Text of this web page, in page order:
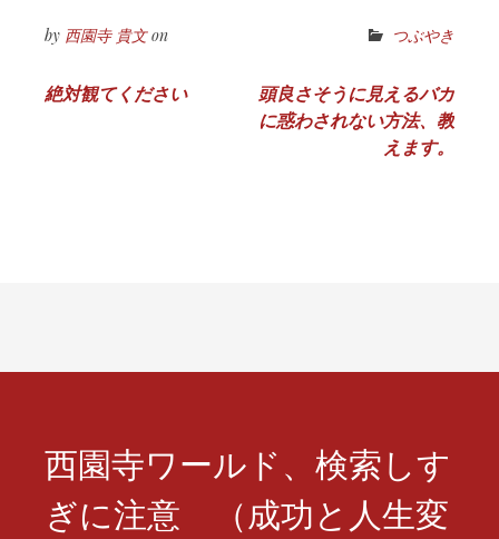
by 西園寺 貴文on つぶやき
投
ョ
絶対観てください
頭良さそうに見えるバカ
に惑わされない方法、教
えます。
西園寺ワールド、検索しす
ぎに注意 （成功と人生変